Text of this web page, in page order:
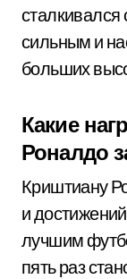
сталкивался
сильным и
больших
Какие
Роналдо
Криштиану
и
лучшим
пять раз